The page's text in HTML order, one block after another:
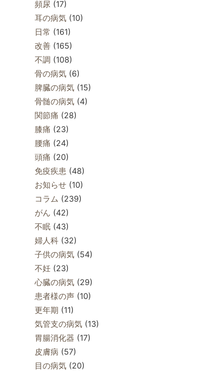
頻尿 (17)
耳の病気 (10)
日常 (161)
改善 (165)
不調 (108)
骨の病気 (6)
脾臓の病気 (15)
骨髄の病気 (4)
関節痛 (28)
膝痛 (23)
腰痛 (24)
頭痛 (20)
免疫疾患 (48)
お知らせ (10)
コラム (239)
がん (42)
不眠 (43)
婦人科 (32)
子供の病気 (54)
不妊 (23)
心臓の病気 (29)
患者様の声 (10)
更年期 (11)
気管支の病気 (13)
胃腸消化器 (17)
皮膚病 (57)
目の病気 (20)